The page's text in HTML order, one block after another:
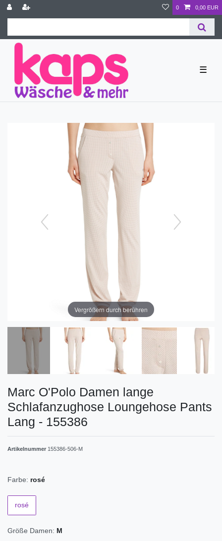
0 0,00 EUR
☰
Vergrößern durch berühren
Marc O'Polo Damen lange
Schlafanzughose Loungehose Pants
Lang - 155386
Artikelnummer 155386-506-M
Farbe: rosé
rosé
Größe Damen: M